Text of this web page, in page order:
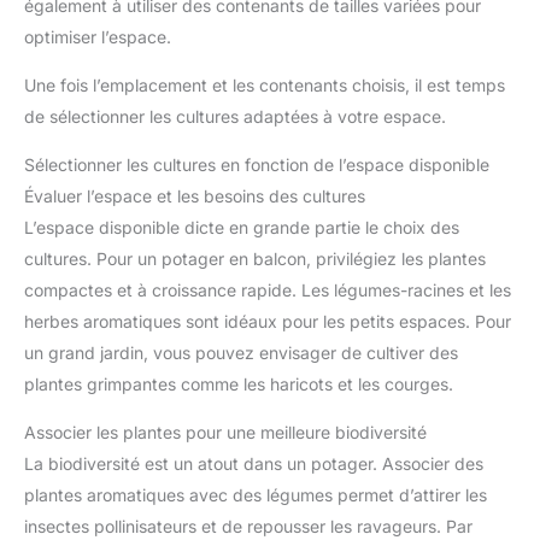
également à utiliser des contenants de tailles variées pour
optimiser l’espace.
Une fois l’emplacement et les contenants choisis, il est temps
de sélectionner les cultures adaptées à votre espace.
Sélectionner les cultures en fonction de l’espace disponible
Évaluer l’espace et les besoins des cultures
L’espace disponible dicte en grande partie le choix des
cultures. Pour un potager en balcon, privilégiez les plantes
compactes et à croissance rapide. Les légumes-racines et les
herbes aromatiques sont idéaux pour les petits espaces. Pour
un grand jardin, vous pouvez envisager de cultiver des
plantes grimpantes comme les haricots et les courges.
Associer les plantes pour une meilleure biodiversité
La biodiversité est un atout dans un potager. Associer des
plantes aromatiques avec des légumes permet d’attirer les
insectes pollinisateurs et de repousser les ravageurs. Par